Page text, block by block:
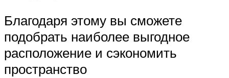
Благодаря этому вы сможете
подобрать наиболее выгодное
расположение и сэкономить
пространство